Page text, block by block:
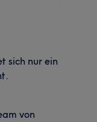
sich nur ein
von